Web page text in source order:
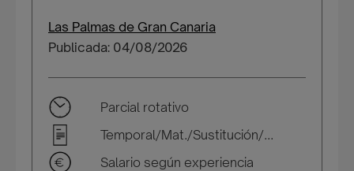
Las Palmas de Gran Canaria
Publicada: 04/08/2026
Parcial rotativo
Temporal/Mat./Sustitución/...
Salario según experiencia